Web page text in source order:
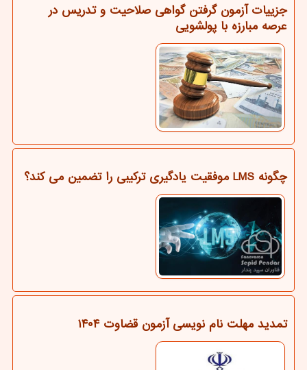
جزییات آزمون گرفتن گواهی صلاحیت و تدریس در
عرصه مبارزه با پولشویی
چگونه LMS موفقیت یادگیری ترکیبی را تضمین می کند؟
تمدید مهلت نام نویسی آزمون قضاوت ۱۴۰۴